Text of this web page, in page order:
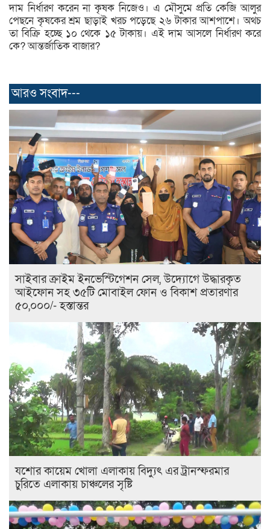
দাম নির্ধারণ করেন না কৃষক নিজেও। এ মৌসুমে প্রতি কেজি আলুর
পেছনে কৃষকের শ্রম ছাড়াই খরচ পড়েছে ২৬ টাকার আশপাশে। অথচ
তা বিক্রি হচ্ছে ১০ থেকে ১৫ টাকায়। এই দাম আসলে নির্ধারণ করে
কে? আন্তর্জাতিক বাজার?
আরও সংবাদ---
সাইবার ক্রাইম ইনভেস্টিগেশন সেল, উদ্যোগে উদ্ধারকৃত
আইফোন সহ ৩৫টি মোবাইল ফোন ও বিকাশ প্রতারণার
৫০,০০০/- হস্তান্তর
যশোর কায়েম খোলা এলাকায় বিদ্যুৎ এর ট্রানস্ফরমার
চুরিতে এলাকায় চাঞ্চলের সৃষ্টি